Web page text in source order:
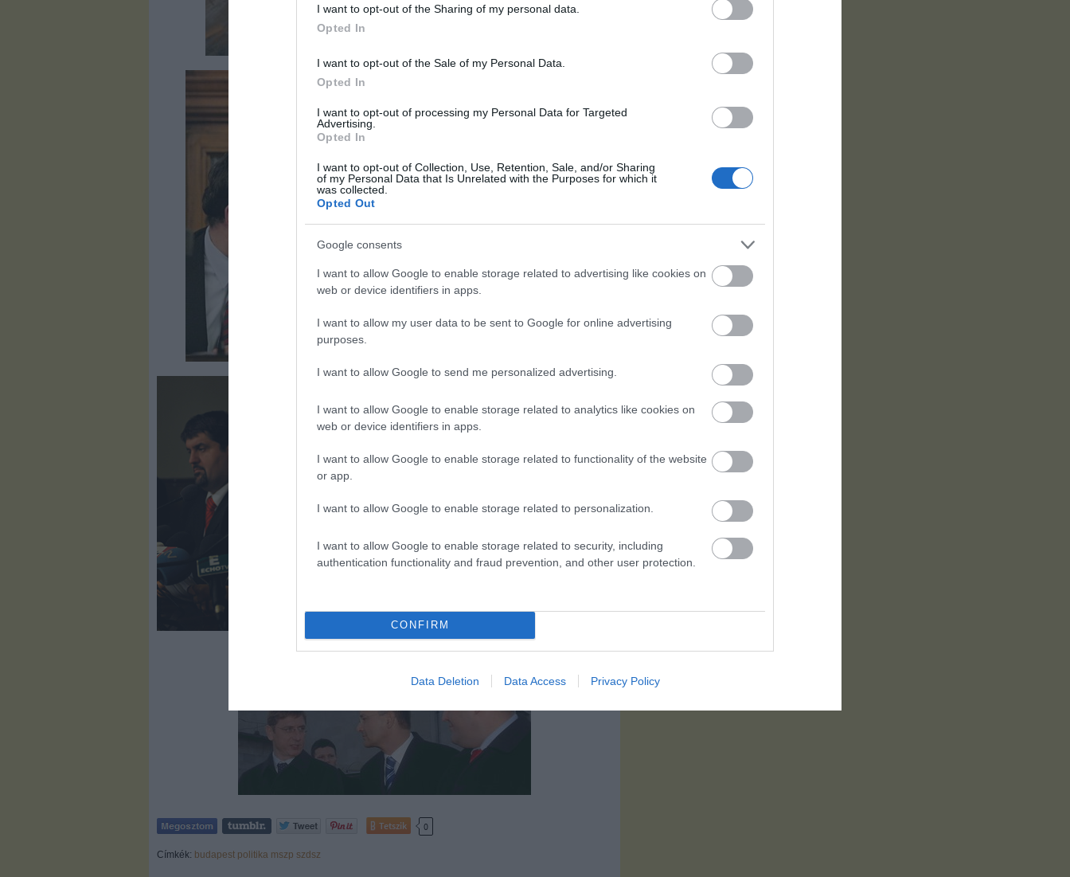
I want to opt-out of the Sharing of my personal data.
Opted In
I want to opt-out of the Sale of my Personal Data.
Opted In
I want to opt-out of processing my Personal Data for Targeted
Advertising.
Opted In
I want to opt-out of Collection, Use, Retention, Sale, and/or Sharing
of my Personal Data that Is Unrelated with the Purposes for which it
was collected.
Opted Out
Google consents
I want to allow Google to enable storage related to advertising like cookies on
web or device identifiers in apps.
I want to allow my user data to be sent to Google for online advertising
purposes.
I want to allow Google to send me personalized advertising.
I want to allow Google to enable storage related to analytics like cookies on
web or device identifiers in apps.
I want to allow Google to enable storage related to functionality of the website
or app.
I want to allow Google to enable storage related to personalization.
I want to allow Google to enable storage related to security, including
authentication functionality and fraud prevention, and other user protection.
CONFIRM
Data Deletion Data Access Privacy Policy
Tetszik 0
Címkék: budapest politika mszp szdsz